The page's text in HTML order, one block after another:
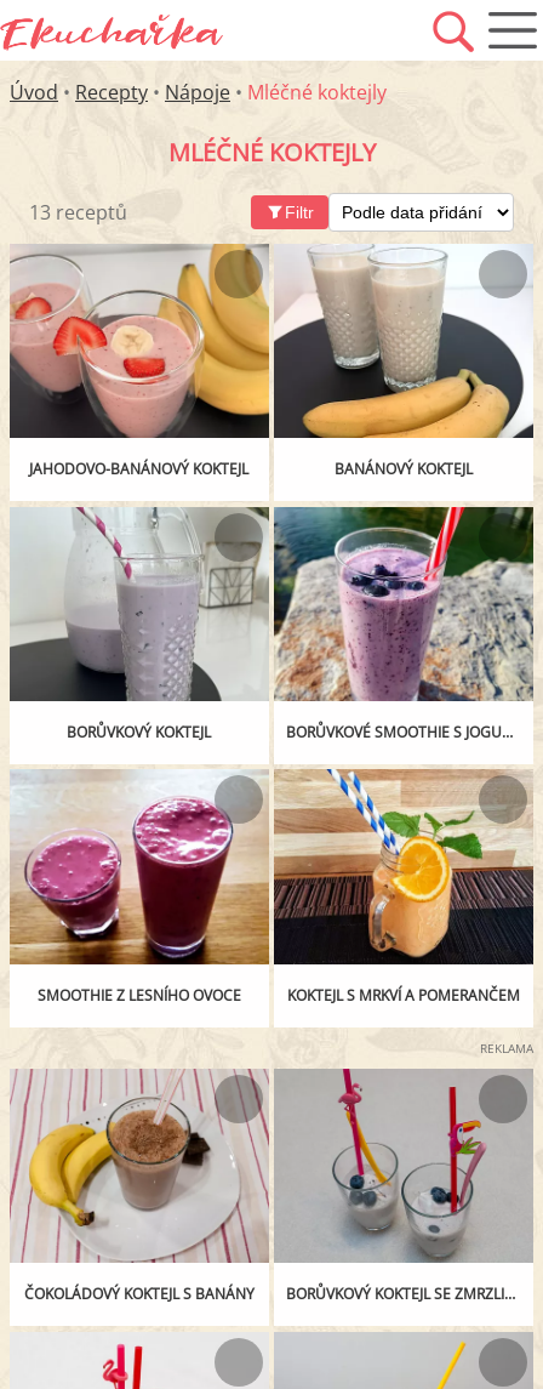
Úvod • Recepty • Nápoje • Mléčné koktejly
MLÉČNÉ KOKTEJLY
13 receptů Filtr
JAHODOVO-BANÁNOVÝ KOKTEJL BANÁNOVÝ KOKTEJL
BORŮVKOVÝ KOKTEJL BORŮVKOVÉ SMOOTHIE S JOGURTEM
SMOOTHIE Z LESNÍHO OVOCE KOKTEJL S MRKVÍ A POMERANČEM
REKLAMA
ČOKOLÁDOVÝ KOKTEJL S BANÁNY BORŮVKOVÝ KOKTEJL SE ZMRZLINOU